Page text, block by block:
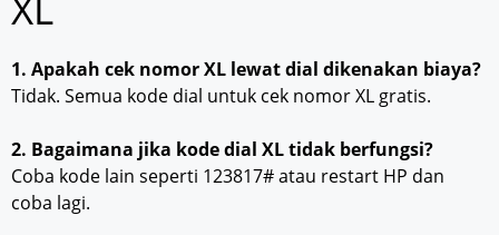
1. Apakah cek nomor XL lewat dial dikenakan biaya?
Tidak. Semua kode dial untuk cek nomor XL gratis.
2. Bagaimana jika kode dial XL tidak berfungsi?
Coba kode lain seperti 123817# atau restart HP dan
coba lagi.